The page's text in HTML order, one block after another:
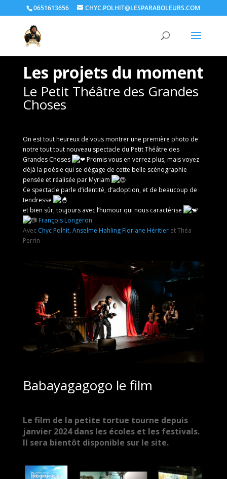
0651613656 CHYC.POLHIT@LESPARABOLEURS.COM
Les projets du moment
Le Petit Théâtre des Grandes
Choses
On est tout heureux de vous montrer une première photo de
notre tout tout nouveau spectacle du Petit Théâtre des
Grandes Choses
Promis vous en verrez plus, mais voyez
déjà la poésie qui se dégage de cette belle scénographie
pensée et réalisée parMyriam
Ce spectacle parle d’identité, d’adoption, et de beaucoup de
tendresse
et bien sûr, toujours avec l’humour qui nous caractérise
François Longeron
Avec Chyc Polhit, Anselme Hahling Floriane Héritieret Théa
Perrin
Babayagagogo le film
Le film de la petite tortue tourne depuis
janvier 2024 dans les écoles et les festivals.
Il sera bientôt disponible sur le site.